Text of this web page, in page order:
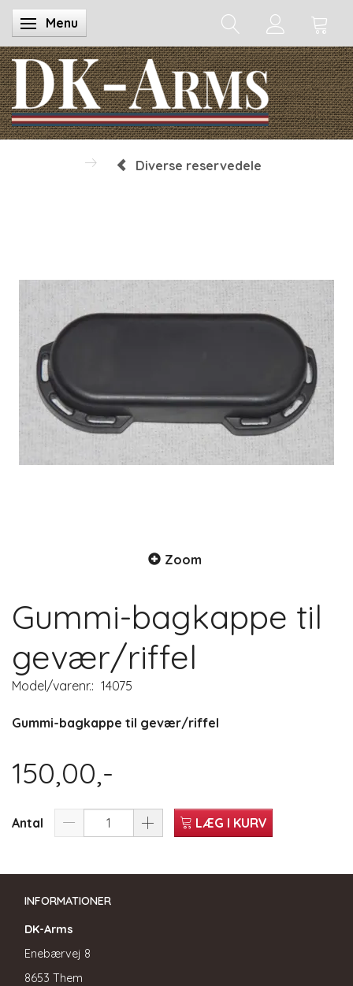
Skifte navigation
Menu
Diverse reservedele
Zoom
Gummi-bagkappe til
gevær/riffel
Model/varenr.: 14075
Gummi-bagkappe til gevær/riffel
150,00,-
Antal LÆG I KURV
INFORMATIONER
DK-Arms
Enebærvej 8
8653 Them